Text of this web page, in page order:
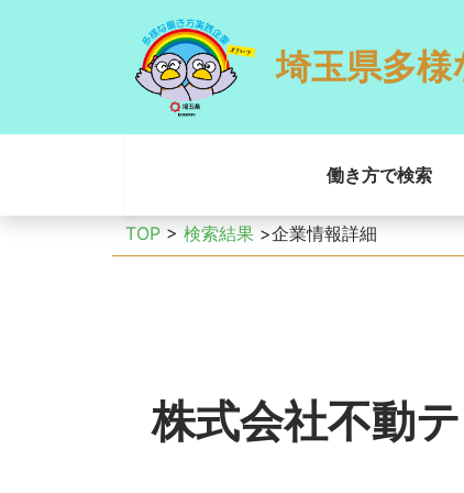
埼玉県多
働き方で検索
TOP > 検索結果 >企業情報詳細
株式会社不動